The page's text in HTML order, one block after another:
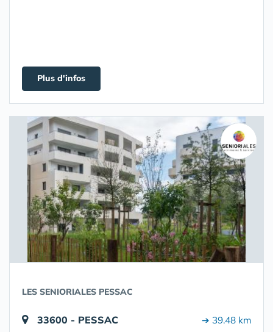
Plus d'infos
LES SENIORIALES PESSAC
33600 - PESSAC ➔ 39.48 km